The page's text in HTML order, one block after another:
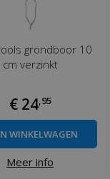
grondboor 10
cm verzinkt
€ 24 95
Meer info
WINKELWAGEN